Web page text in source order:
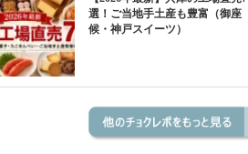
選！ご当地手土産も豊富（御座
候・神戸スイーツ）